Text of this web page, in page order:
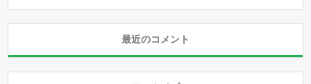
最近のコメント